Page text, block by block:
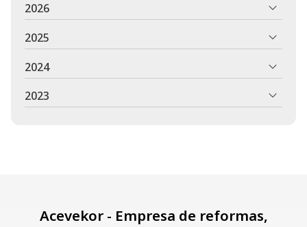
2026
2025
2024
2023
Acevekor - Empresa de reformas,